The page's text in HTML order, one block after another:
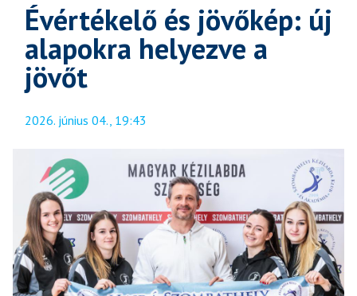
Évértékelő és jövőkép: új
alapokra helyezve a
jövőt
2026. június 04., 19:43